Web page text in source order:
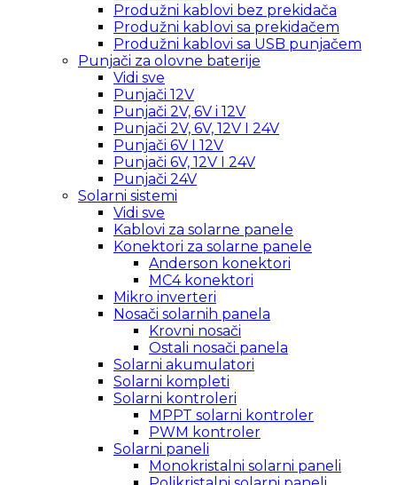
Produžni kablovi bez prekidača
Produžni kablovi sa prekidačem
Produžni kablovi sa USB punjačem
Punjači za olovne baterije
Vidi sve
Punjači 12V
Punjači 2V, 6V i 12V
Punjači 2V, 6V, 12V I 24V
Punjači 6V I 12V
Punjači 6V, 12V I 24V
Punjači 24V
Solarni sistemi
Vidi sve
Kablovi za solarne panele
Konektori za solarne panele
Anderson konektori
MC4 konektori
Mikro inverteri
Nosači solarnih panela
Krovni nosači
Ostali nosači panela
Solarni akumulatori
Solarni kompleti
Solarni kontroleri
MPPT solarni kontroler
PWM kontroler
Solarni paneli
Monokristalni solarni paneli